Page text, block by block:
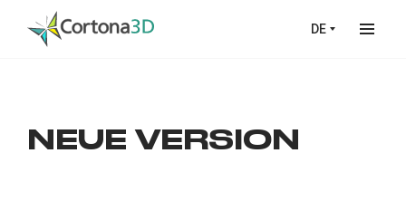
Skip to main content
DE
NEUE VERSION